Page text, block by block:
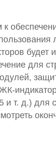
будет
для
и т. д.) для